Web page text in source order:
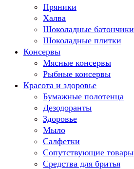
Пряники
Халва
Шоколадные батончики
Шоколадные плитки
Консервы
Мясные консервы
Рыбные консервы
Красота и здоровье
Бумажные полотенца
Дезодоранты
Здоровье
Мыло
Салфетки
Сопутствующие товары
Средства для бритья